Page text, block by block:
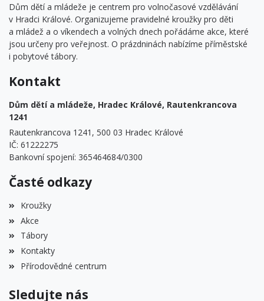
Dům dětí a mládeže je centrem pro volnočasové vzdělávání
v Hradci Králové. Organizujeme pravidelné kroužky pro děti
a mládež a o víkendech a volných dnech pořádáme akce, které
jsou určeny pro veřejnost. O prázdninách nabízíme příměstské
i pobytové tábory.
Kontakt
Dům dětí a mládeže, Hradec Králové, Rautenkrancova
1241
Rautenkrancova 1241, 500 03 Hradec Králové
IČ: 61222275
Bankovní spojení: 365464684/0300
Časté odkazy
Kroužky
Akce
Tábory
Kontakty
Přírodovědné centrum
Sledujte nás